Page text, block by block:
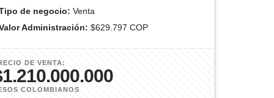
de negocio: Venta
Administración: $629.797 COP
DE VENTA:
COLOMBIANOS